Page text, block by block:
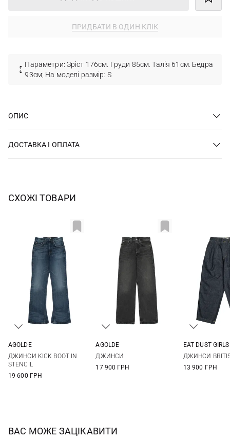
ПРИДБАТИ В ОДИН КЛІК
Параметри: Зріст 176см. Груди 85см. Талія 61см. Бедра
93см; На моделі размір: S
ОПИС
ДОСТАВКА І ОПЛАТА
СХОЖІ ТОВАРИ
28
AGOLDE
ДЖИНСИ KICK BOOT IN
STENCIL
19 600 ГРН
AGOLDE
ДЖИНСИ
17 900 ГРН
EAT DUST
ДЖИНСИ
13 900 ГРН
ВАС МОЖЕ ЗАЦІКАВИТИ